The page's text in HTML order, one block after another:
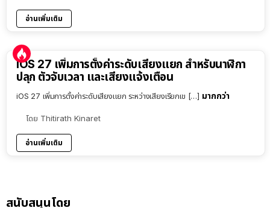
อ่านเพิ่มเติม
iOS 27 เพิ่มการตั้งค่าระดับเสียงแยก สำหรับนาฬิกา
ปลุก ตัวจับเวลา และเสียงแจ้งเตือน
iOS 27 เพิ่มการตั้งค่าระดับเสียงแยก ระหว่างเสียงเรียกเข […] มากกว่า
โดย Thitirath Kinaret
อ่านเพิ่มเติม
สนับสนุนโดย